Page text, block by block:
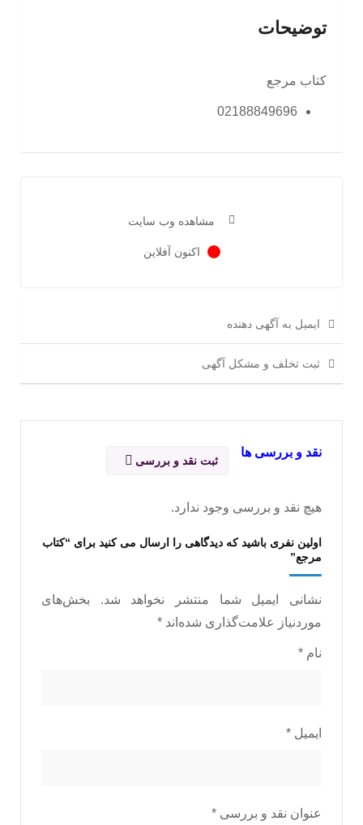
توضیحات
کتاب مرجع
02188849696
مشاهده وب سایت
اکنون آفلاین
ایمیل به آگهی دهنده
ثبت تخلف و مشکل آگهی
نقد و بررسی ها
ثبت نقد و بررسی
هیچ نقد و بررسی وجود ندارد.
اولین نفری باشید که دیدگاهی را ارسال می کنید برای “کتاب
مرجع”
نشانی ایمیل شما منتشر نخواهد شد.
بخش‌های
موردنیاز علامت‌گذاری شده‌اند *
نام *
ایمیل *
عنوان نقد و بررسی *